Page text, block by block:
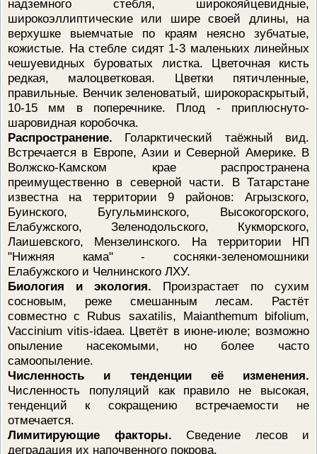
надземного стебля, широкояйцевидные,
широкоэллиптические или шире своей длины, на
верхушке выемчатые по краям неясно зубчатые,
кожистые. На стебле сидят 1-3 маленьких линейных
чешуевидных буроватых листка. Цветочная кисть
редкая, малоцветковая. Цветки пятичленные,
правильные. Венчик зеленоватый, широкораскрытый,
10-15 мм в поперечнике. Плод - приплюснуто-
шаровидная коробочка.
Распространение. Голарктический таёжный вид.
Встречается в Европе, Азии и Северной Америке. В
Волжско-Камском крае распространена
преимущественно в северной части. В Татарстане
известна на территории 9 районов: Агрызского,
Буинского, Бугульминского, Высокогорского,
Елабужского, Зеленодольского, Кукморского,
Лаишевского, Мензелинского. На территории НП
"Нижняя кама" - сосняки-зеленомошники
Елабужского и Челнинского ЛХУ.
Биология и экология. Произрастает по сухим
сосновым, реже смешанным лесам. Растёт
совместно с Rubus saxatilis, Maianthemum bifolium,
Vaccinium vitis-idaea. Цветёт в июне-июле; возможно
опыление насекомыми, но более часто
самоопыление.
Численность и тенденции её изменения.
Численность популяций как правило не высокая,
тенденций к сокращению встречаемости не
отмечается.
Лимитирующие факторы. Сведение лесов и
деградация их напочвенного покрова.